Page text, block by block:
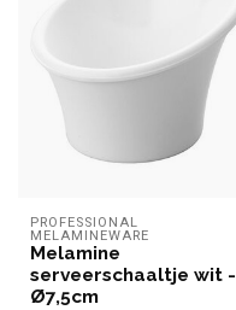
PROFESSIONAL
MELAMINEWARE
Melamine
serveerschaaltje wit -
Ø7,5cm